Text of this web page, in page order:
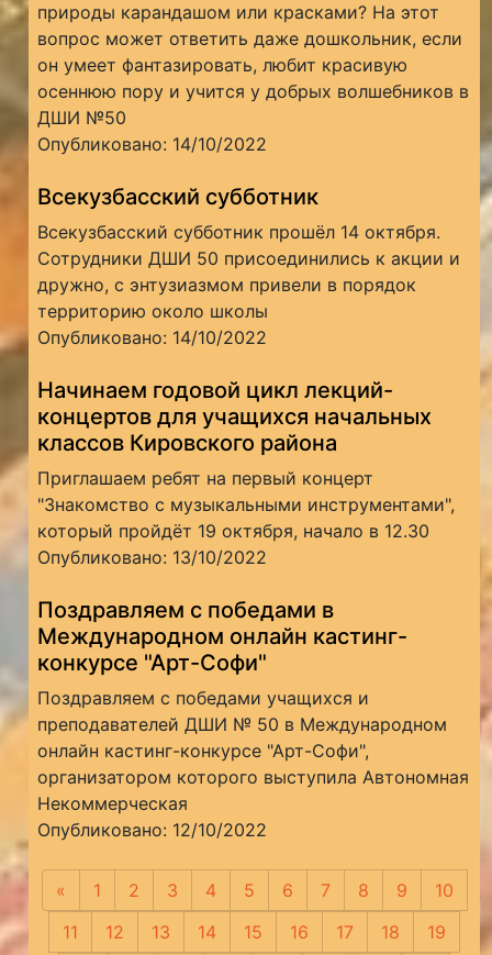
природы карандашом или красками? На этот
вопрос может ответить даже дошкольник, если
он умеет фантазировать, любит красивую
осеннюю пору и учится у добрых волшебников в
ДШИ №50
Опубликовано: 14/10/2022
Всекузбасский субботник
Всекузбасский субботник прошёл 14 октября.
Сотрудники ДШИ 50 присоединились к акции и
дружно, с энтузиазмом привели в порядок
территорию около школы
Опубликовано: 14/10/2022
Начинаем годовой цикл лекций-
концертов для учащихся начальных
классов Кировского района
Приглашаем ребят на первый концерт
"Знакомство с музыкальными инструментами",
который пройдёт 19 октября, начало в 12.30
Опубликовано: 13/10/2022
Поздравляем с победами в
Международном онлайн кастинг-
конкурсе "Арт-Софи"
Поздравляем с победами учащихся и
преподавателей ДШИ № 50 в Международном
онлайн кастинг-конкурсе "Арт-Софи",
организатором которого выступила Автономная
Некоммерческая
Опубликовано: 12/10/2022
« Предыдущая
1 2 3 4 5 6 7 8 9
10
11
12 13 14 15 16 17 18
19